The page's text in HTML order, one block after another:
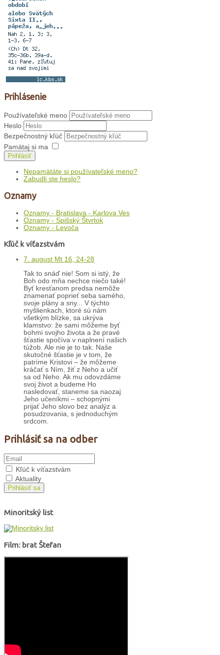
Prihlásenie
Používateľské meno
Heslo
Bezpečnostný kľúč
Pamätaj si ma
Prihlásiť
Nepamätáte si používateľské meno?
Zabudli ste heslo?
Oznamy
Oznamy - Bratislava - Karlova Ves
Oznamy - Spišský Štvrtok
Oznamy - Levoča
Kľúč k víťazstvám
7. august Mt 16, 24-28
Tak to snáď nie! Som si istý, že
Boh odo mňa nechce niečo také!
Byť kresťanom predsa nemôže
znamenať poprieť seba samého,
svoje plány a sny... V týchto
myšlienkach, ktoré sú nám
všetkým blízke, sa ukrýva
klamstvo: že sami môžeme byť
bohmi svojho života a že pravé
šťastie spočíva v naplnení našich
túžob. Ale nie je to tak. Naše
skutočné šťastie je v tom, že
patríme Kristovi – že môžeme
kráčať s Ním, žiť z Neho a učiť
sa od Neho. Ak mu odovzdáme
svoj život a budeme Ho
nasledovať, staneme sa naozaj
Jeho učeníkmi – schopnými
prijať Jeho slovo bez analýz a
posudzovania, s jednoduchým
srdcom.
Prihlásiť sa na odber
Kľúč k víťazstvám
Aktuality
Prihlásiť sa
Minoritský list
Film: brat Štefan